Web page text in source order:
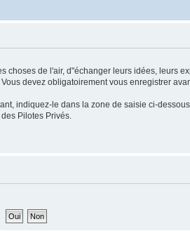
choses de l'air, d"échanger leurs idées, leurs
devez obligatoirement vous enregistrer
indiquez-le dans la zone de saisie ci-
Pilotes Privés.